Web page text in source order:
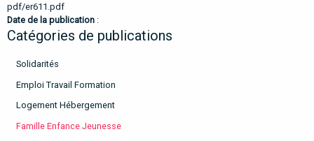
pdf/er611.pdf
Date de la publication :
Catégories de publications
Solidarités
Emploi Travail Formation
Logement Hébergement
Famille Enfance Jeunesse